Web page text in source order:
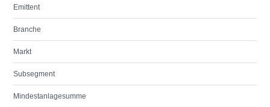
Emittent
Branche
Markt
Subsegment
Mindestanlagesumme